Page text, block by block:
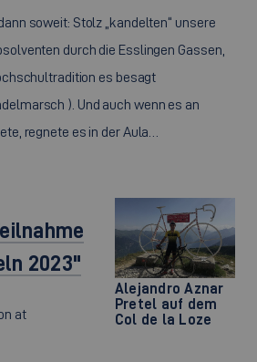
soweit: Stolz „kandelten“ unsere
durch die Esslingen Gassen,
es besagt
). Und auch wenn es an
regnete es in der Aula…
Alejandro Aznar
Pretel auf dem
Col de la Loze
2023"
at